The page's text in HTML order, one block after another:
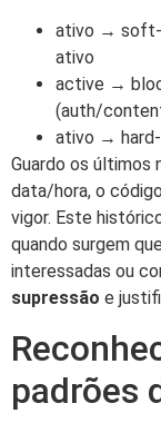
ativo → soft-
ativo
active →
(auth/
ativo →
Guardo os últimos
data/hora, o
vigor. Este
quando surgem
interessadas ou
supressão e
padrões